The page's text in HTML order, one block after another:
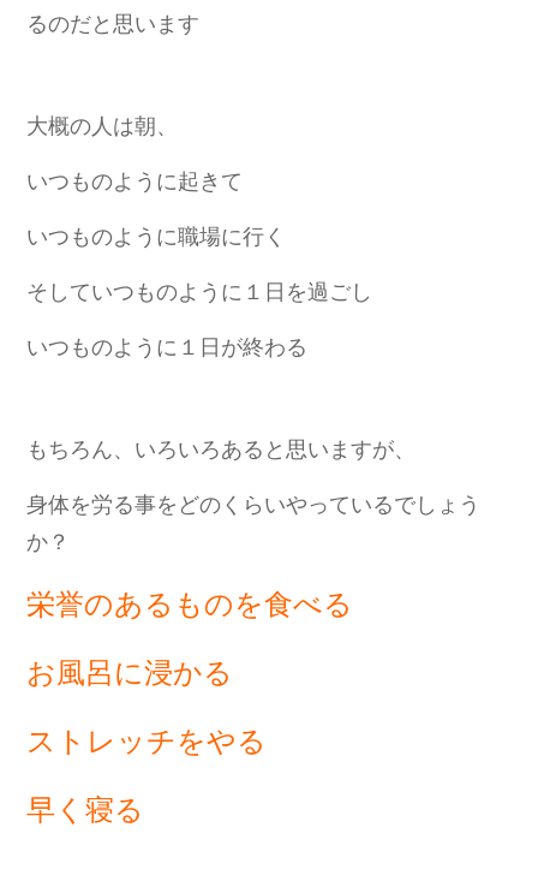
るのだと思います
大概の人は朝、
いつものように起きて
いつものように職場に行く
そしていつものように１日を過ごし
いつものように１日が終わる
もちろん、 いろいろあると思いますが、
身体を労る事をどのくらいやっているでしょう
か？
栄誉のあるものを食べる
お風呂に浸かる
ストレッチをやる
早く寝る